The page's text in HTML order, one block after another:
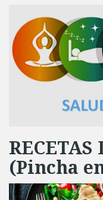
RECETAS
(Pincha